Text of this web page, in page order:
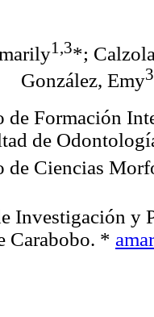
1,3*;
González, Emy3
de Formación
de
de Ciencias
Investigación y
Carabobo. *